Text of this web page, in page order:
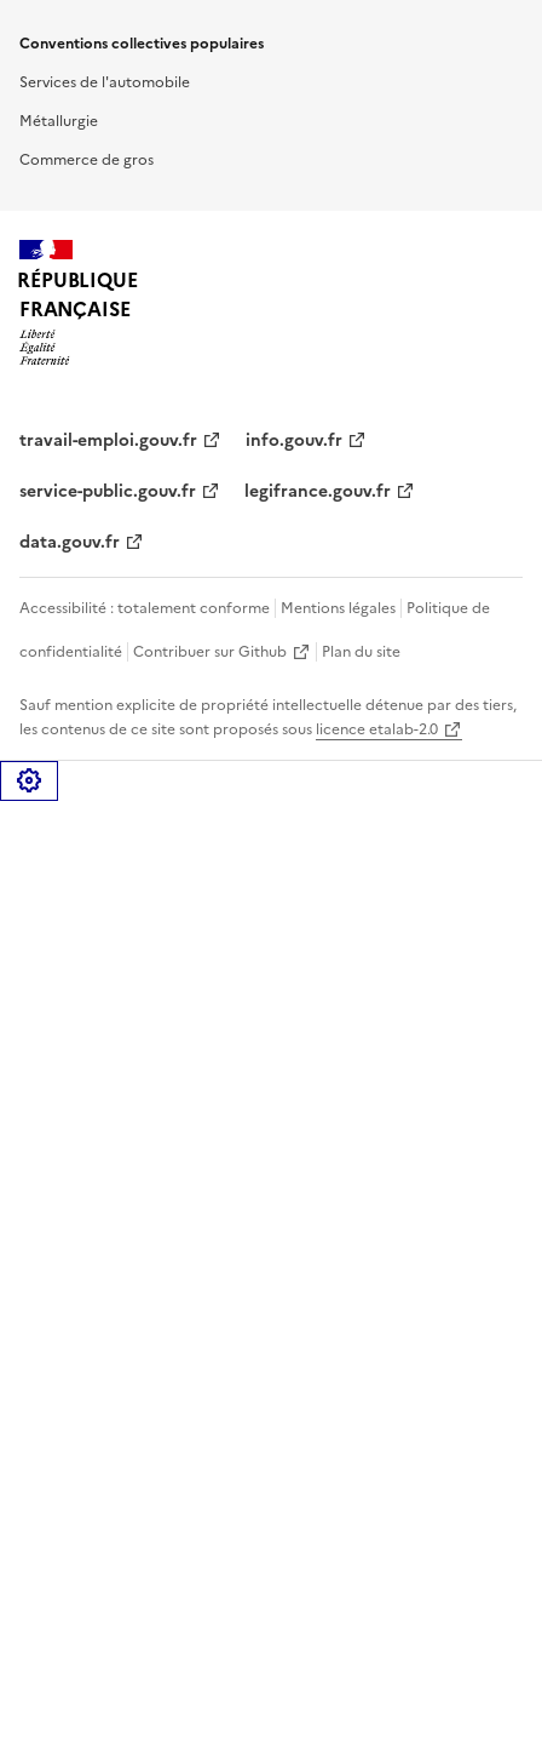
Conventions collectives populaires
Services de l'automobile
Métallurgie
Commerce de gros
RÉPUBLIQUE
FRANÇAISE
travail-emploi.gouv.fr
info.gouv.fr
service-public.gouv.fr
legifrance.gouv.fr
data.gouv.fr
Accessibilité : totalement conforme Mentions légales Politique de
confidentialité Contribuer sur Github Plan du site
Sauf mention explicite de propriété intellectuelle détenue par des tiers,
les contenus de ce site sont proposés sous licence etalab-2.0
Gérer les cookies